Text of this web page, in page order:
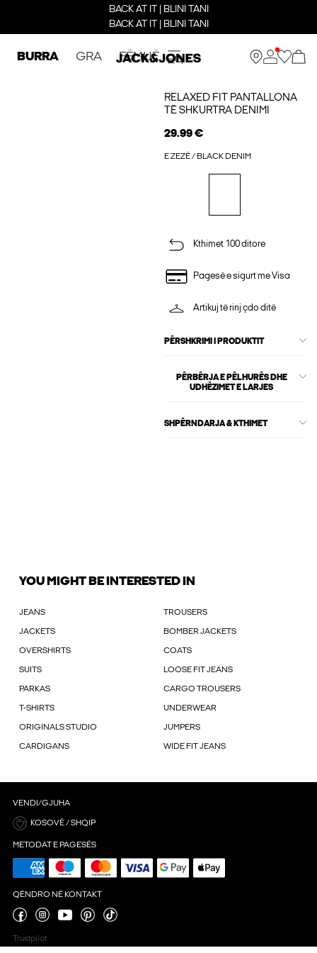
BACK AT IT | BLINI TANI
BACK AT IT | BLINI TANI
BURRA GRA FËMIJË
RELAXED FIT PANTALLONA
TË SHKURTRA DENIMI
29.99 €
E ZEZË / BLACK DENIM
Kthimet 100 ditore
Pagesë e sigurt me Visa
Artikuj të rinj çdo ditë
PËRSHKRIMI I PRODUKTIT
PËRBËRJA E PËLHURËS DHE
UDHËZIMET E LARJES
SHPËRNDARJA & KTHIMET
YOU MIGHT BE INTERESTED IN
JEANS TROUSERS
JACKETS BOMBER JACKETS
OVERSHIRTS COATS
SUITS LOOSE FIT JEANS
PARKAS CARGO TROUSERS
T-SHIRTS UNDERWEAR
ORIGINALS STUDIO JUMPERS
CARDIGANS WIDE FIT JEANS
VENDI/GJUHA
KOSOVË / SHQIP
METODAT E PAGESËS
QËNDRO NË KONTAKT
Trustpilot